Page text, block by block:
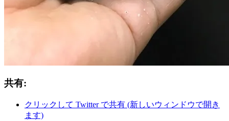
共有:
クリックして Twitter で共有 (新しいウィンドウで開き
ます)